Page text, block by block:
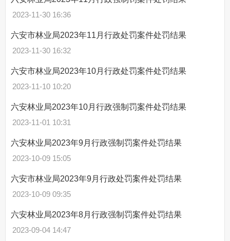
2023-11-30 16:36
六安市林业局2023年11月行政处罚案件处罚结果
2023-11-30 16:32
六安市林业局2023年10月行政处罚案件处罚结果
2023-11-10 10:20
六安林业局2023年10月行政强制罚案件处罚结果
2023-11-01 10:31
六安林业局2023年9月行政强制罚案件处罚结果
2023-10-09 15:05
六安市林业局2023年9月行政处罚案件处罚结果
2023-10-09 09:35
六安林业局2023年8月行政强制罚案件处罚结果
2023-09-04 14:47